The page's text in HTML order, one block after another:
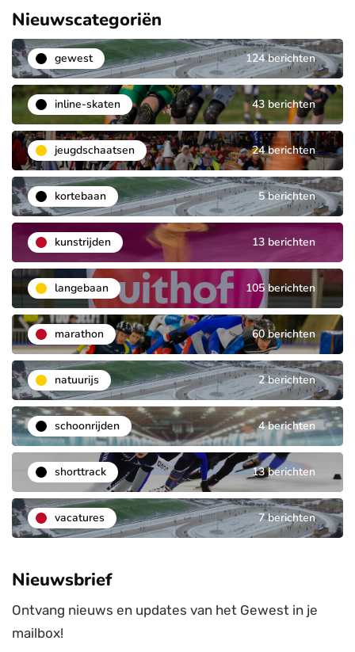
Nieuwscategoriën
gewest 124 berichten
inline-skaten 43 berichten
jeugdschaatsen 24 berichten
kortebaan 5 berichten
kunstrijden 13 berichten
langebaan 105 berichten
marathon 60 berichten
natuurijs 2 berichten
schoonrijden 4 berichten
shorttrack 13 berichten
vacatures 7 berichten
Nieuwsbrief
Ontvang nieuws en updates van het Gewest in je
mailbox!